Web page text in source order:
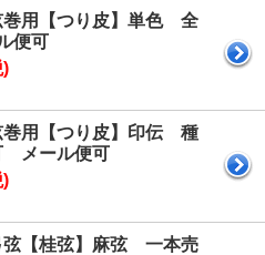
用【つり皮】単色 全
便可
)
用【つり皮】印伝 種
メール便可
)
【桂弦】麻弦 一本売